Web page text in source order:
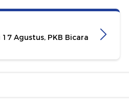
Agustus, PKB Bicara